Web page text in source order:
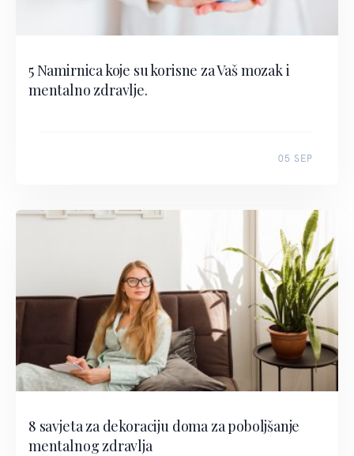
5 Namirnica koje su korisne za Vaš mozak i
mentalno zdravlje.
05 SEP
8 savjeta za dekoraciju doma za poboljšanje
mentalnog zdravlja